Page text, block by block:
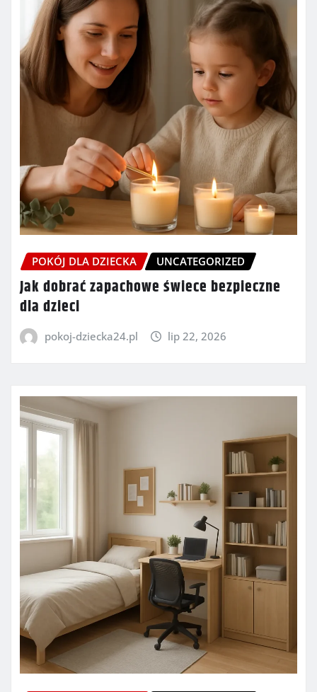
POKÓJ DLA DZIECKA UNCATEGORIZED
Jak dobrać zapachowe świece bezpieczne
dla dzieci
pokoj-dziecka24.pl lip 22, 2026